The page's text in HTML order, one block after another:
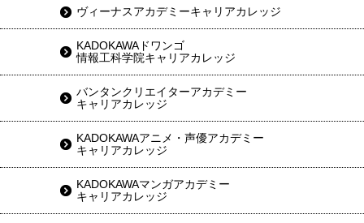
ヴィーナスアカデミーキャリアカレッジ
KADOKAWAドワンゴ
情報工科学院キャリアカレッジ
バンタンクリエイターアカデミー
キャリアカレッジ
KADOKAWAアニメ・声優アカデミー
キャリアカレッジ
KADOKAWAマンガアカデミー
キャリアカレッジ